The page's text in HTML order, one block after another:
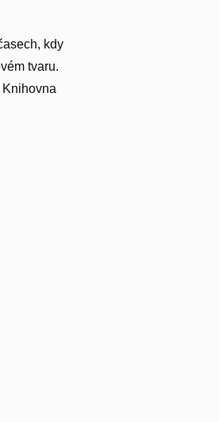
kdy
tvaru.